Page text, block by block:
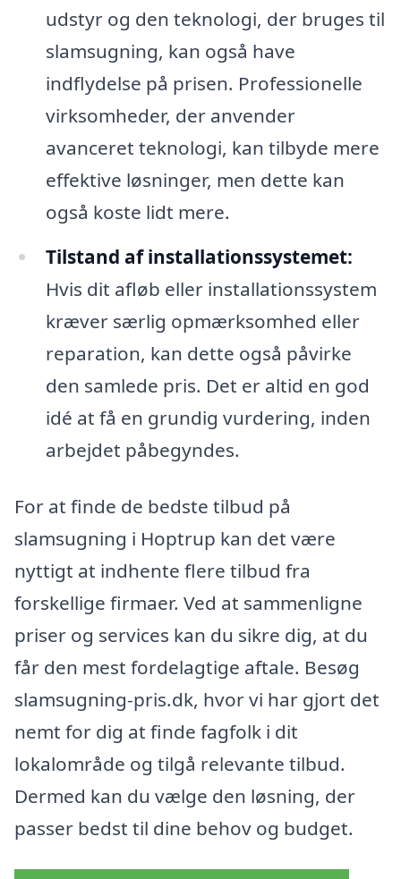
udstyr og den teknologi, der bruges til
slamsugning, kan også have
indflydelse på prisen. Professionelle
virksomheder, der anvender
avanceret teknologi, kan tilbyde mere
effektive løsninger, men dette kan
også koste lidt mere.
Tilstand af installationssystemet:
Hvis dit afløb eller installationssystem
kræver særlig opmærksomhed eller
reparation, kan dette også påvirke
den samlede pris. Det er altid en god
idé at få en grundig vurdering, inden
arbejdet påbegyndes.
For at finde de bedste tilbud på
slamsugning i Hoptrup kan det være
nyttigt at indhente flere tilbud fra
forskellige firmaer. Ved at sammenligne
priser og services kan du sikre dig, at du
får den mest fordelagtige aftale. Besøg
slamsugning-pris.dk, hvor vi har gjort det
nemt for dig at finde fagfolk i dit
lokalområde og tilgå relevante tilbud.
Dermed kan du vælge den løsning, der
passer bedst til dine behov og budget.